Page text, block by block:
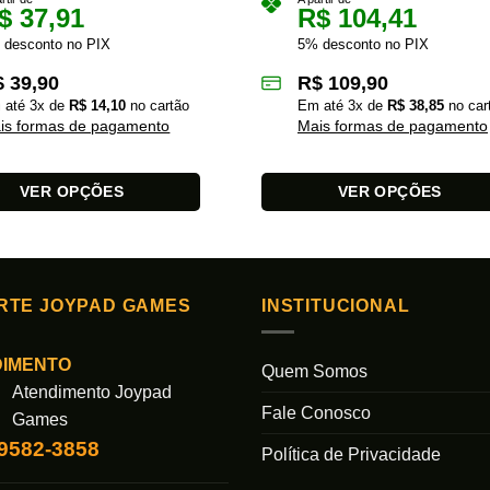
37,91
desconto no PIX
39,90
até3x de R$ 14,10 no cartão
formas de pagamento
VER OPÇÕES
R$ 104,41
5% desconto no PIX
R$ 109,90
Em até 3x de R$ 38,85 no
Mais formas de pagamento
VER OPÇÕES
várias
opções
ser
escolhidas
JOYPAD GAMES
Atendimento Joypad
Games
3858
INSTITUCIONAL
Quem Somos
Fale Conosco
Política de Privacidade